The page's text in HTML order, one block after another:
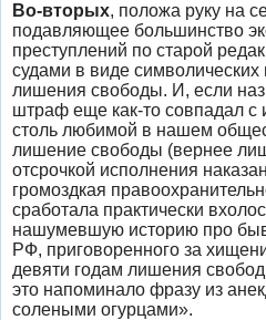
Во-вторых, положа руку на
подавляющее большинство
преступлений по старой
судами в виде
лишения свободы. И, если
штраф еще как-то совпадал с
столь любимой в нашем
лишение свободы (вернее
отсрочкой исполнения
громоздкая
сработала практически
нашумевшую историю про
РФ, приговоренного за
девяти годам лишения
это напоминало фразу из
солеными огурцами».